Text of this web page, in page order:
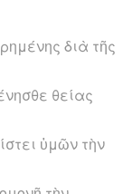
διὰ τῆς
θείας
ὑμῶν τὴν